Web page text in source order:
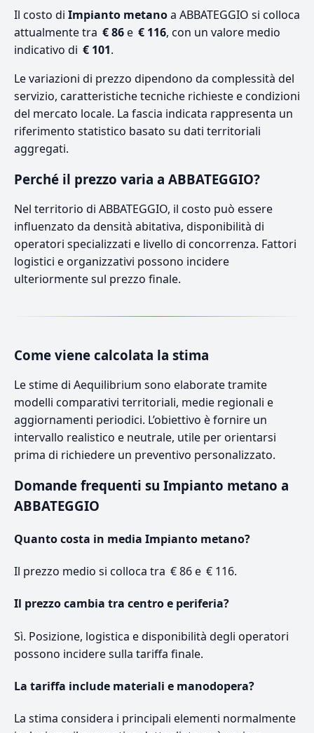
Il costo di Impianto metanoa ABBATEGGIO si colloca
attualmente tra € 86e € 116, con un valore medio
indicativo di € 101.
Le variazioni di prezzo dipendono da complessità del
servizio, caratteristiche tecniche richieste e condizioni
del mercato locale. La fascia indicata rappresenta un
riferimento statistico basato su dati territoriali
aggregati.
Perché il prezzo varia a ABBATEGGIO?
Nel territorio di ABBATEGGIO, il costo può essere
influenzato da densità abitativa, disponibilità di
operatori specializzati e livello di concorrenza. Fattori
logistici e organizzativi possono incidere
ulteriormente sul prezzo finale.
Come viene calcolata la stima
Le stime di Aequilibrium sono elaborate tramite
modelli comparativi territoriali, medie regionali e
aggiornamenti periodici. L’obiettivo è fornire un
intervallo realistico e neutrale, utile per orientarsi
prima di richiedere un preventivo personalizzato.
Domande frequenti su Impianto metano a
ABBATEGGIO
Quanto costa in media Impianto metano?
Il prezzo medio si colloca tra € 86 e € 116.
Il prezzo cambia tra centro e periferia?
Sì. Posizione, logistica e disponibilità degli operatori
possono incidere sulla tariffa finale.
La tariffa include materiali e manodopera?
La stima considera i principali elementi normalmente